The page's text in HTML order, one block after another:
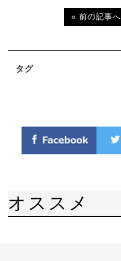
« 前の記事へ
タグ
オススメ